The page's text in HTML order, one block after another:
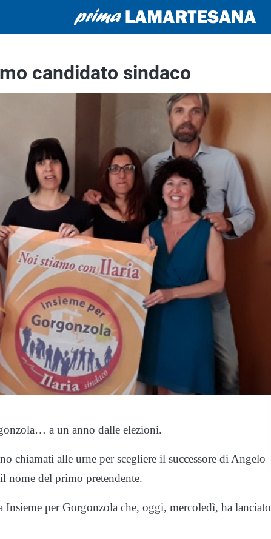
candidato sindaco
a un anno dalle elezioni.
chiamati alle urne per scegliere il successore di Angelo
nome del primo pretendente.
Insieme per Gorgonzola che, oggi, mercoledì, ha lanciato